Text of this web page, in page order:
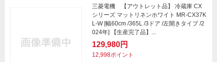
三菱電機 【アウトレット品】 冷蔵庫 CX
シリーズ マットリネンホワイト MR-CX37K
L-W [幅60cm /365L /3ドア /左開きタイプ /2
024年] 【生産完了品】...
129,980円
12,998ポイント